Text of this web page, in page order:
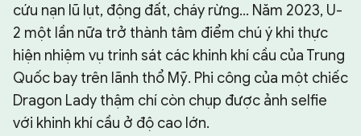
cứu nạn lũ lụt, động đất, cháy rừng... Năm 2023, U-
2 một lần nữa trở thành tâm điểm chú ý khi thực
hiện nhiệm vụ trinh sát các khinh khí cầu của Trung
Quốc bay trên lãnh thổ Mỹ. Phi công của một chiếc
Dragon Lady thậm chí còn chụp được ảnh selfie
với khinh khí cầu ở độ cao lớn.